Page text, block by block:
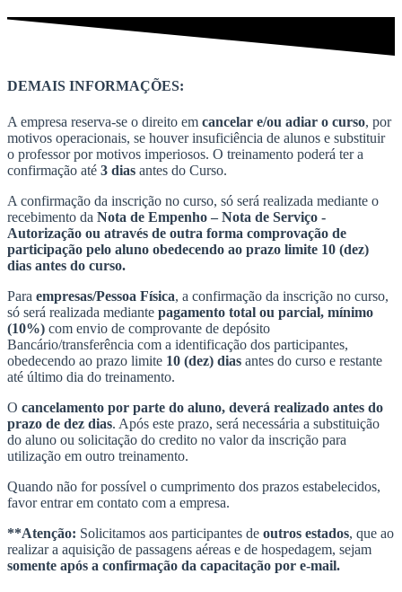
DEMAIS INFORMAÇÕES:
A empresa reserva-se o direito em cancelar e/ou adiar o curso, por
motivos operacionais, se houver insuficiência de alunos e substituir
o professor por motivos imperiosos. O treinamento poderá ter a
confirmação até 3 dias antes do Curso.
A confirmação da inscrição no curso, só será realizada mediante o
recebimento da Nota de Empenho – Nota de Serviço -
Autorização ou através de outra forma comprovação de
participação pelo aluno obedecendo ao prazo limite 10 (dez)
dias antes do curso.
Para empresas/Pessoa Física, a confirmação da inscrição no curso,
só será realizada mediante pagamento total ou parcial, mínimo
(10%) com envio de comprovante de depósito
Bancário/transferência com a identificação dos participantes,
obedecendo ao prazo limite 10 (dez) dias antes do curso e restante
até último dia do treinamento.
O cancelamento por parte do aluno, deverá realizado antes do
prazo de dez dias. Após este prazo, será necessária a substituição
do aluno ou solicitação do credito no valor da inscrição para
utilização em outro treinamento.
Quando não for possível o cumprimento dos prazos estabelecidos,
favor entrar em contato com a empresa.
**Atenção: Solicitamos aos participantes de outros estados, que ao
realizar a aquisição de passagens aéreas e de hospedagem, sejam
somente após a confirmação da capacitação por e-mail.